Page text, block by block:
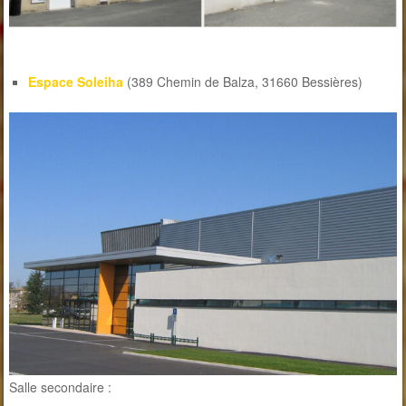
Espace Soleiha (389 Chemin de Balza, 31660 Bessières)
Salle secondaire :